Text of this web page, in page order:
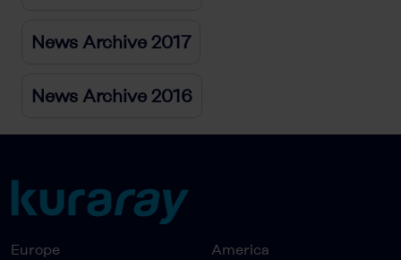
News Archive 2017
News Archive 2016
Europe America